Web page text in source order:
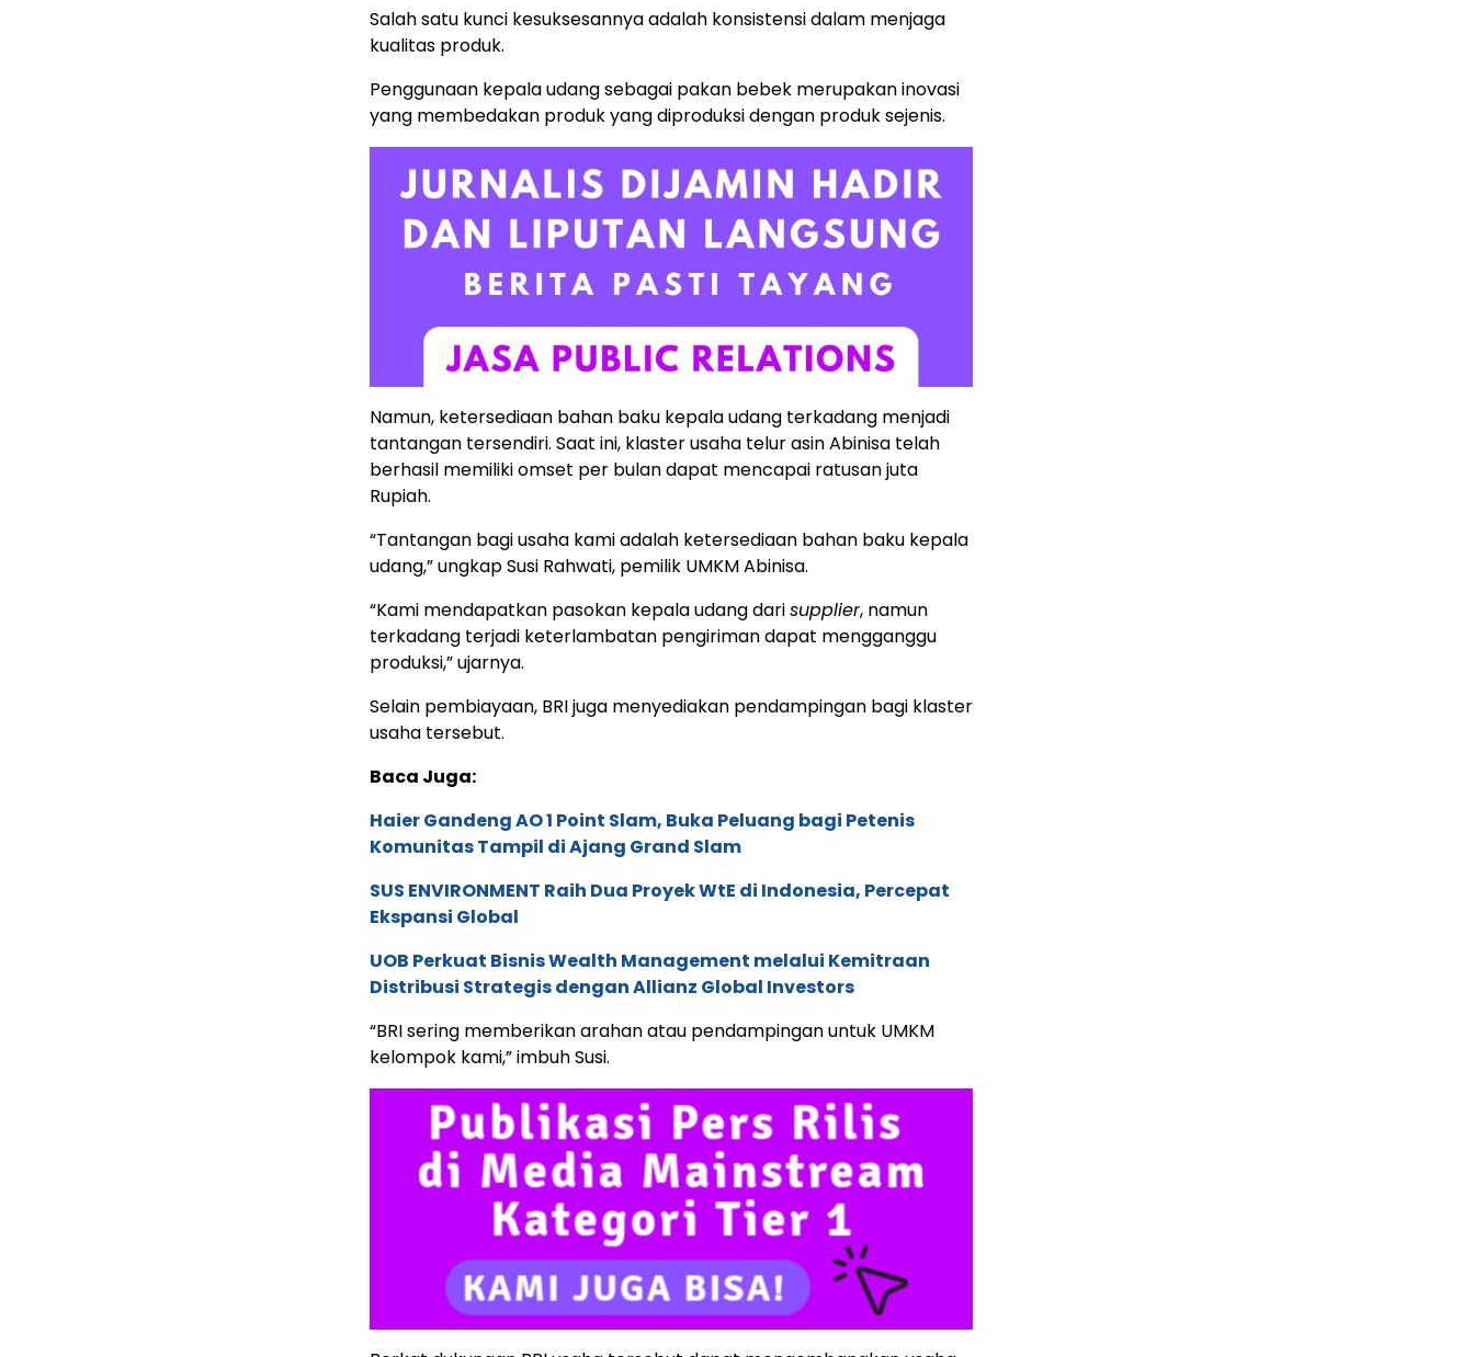
Salah satu kunci kesuksesannya adalah konsistensi dalam menjaga
kualitas produk.
Penggunaan kepala udang sebagai pakan bebek merupakan inovasi
yang membedakan produk yang diproduksi dengan produk sejenis.
Namun, ketersediaan bahan baku kepala udang terkadang menjadi
tantangan tersendiri. Saat ini, klaster usaha telur asin Abinisa telah
berhasil memiliki omset per bulan dapat mencapai ratusan juta
Rupiah.
“Tantangan bagi usaha kami adalah ketersediaan bahan baku kepala
udang,” ungkap Susi Rahwati, pemilik UMKM Abinisa.
“Kami mendapatkan pasokan kepala udang darisupplier, namun
terkadang terjadi keterlambatan pengiriman dapat mengganggu
produksi,” ujarnya.
Selain pembiayaan, BRI juga menyediakan pendampingan bagi klaster
usaha tersebut.
Baca Juga:
Haier Gandeng AO 1 Point Slam, Buka Peluang bagi Petenis
Komunitas Tampil di Ajang Grand Slam
SUS ENVIRONMENT Raih Dua Proyek WtE di Indonesia, Percepat
Ekspansi Global
UOB Perkuat Bisnis Wealth Management melalui Kemitraan
Distribusi Strategis dengan Allianz Global Investors
“BRI sering memberikan arahan atau pendampingan untuk UMKM
kelompok kami,” imbuh Susi.